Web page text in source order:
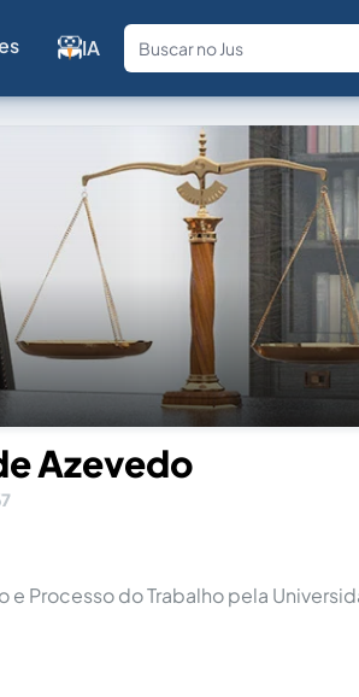
IA
Fale com
Azevedo
Processo do Trabalho pela